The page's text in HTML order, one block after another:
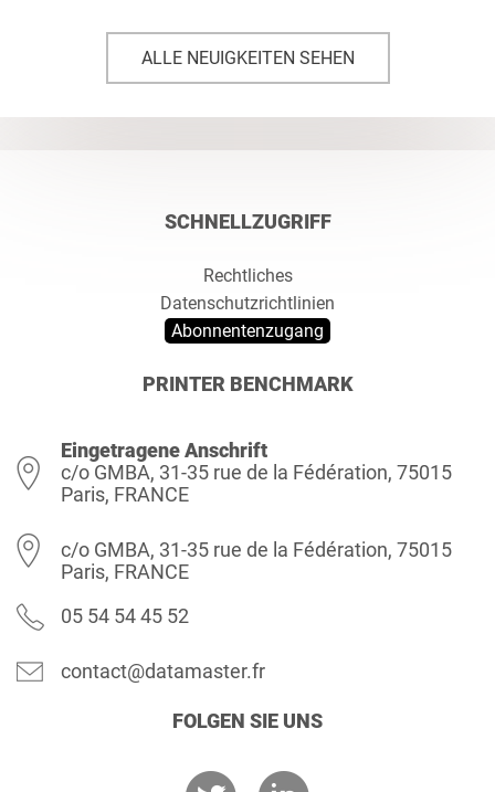
ALLE NEUIGKEITEN SEHEN
SCHNELLZUGRIFF
Rechtliches
Datenschutzrichtlinien
Abonnentenzugang
PRINTER BENCHMARK
Eingetragene Anschrift
c/o GMBA, 31-35 rue de la Fédération, 75015
Paris, FRANCE
c/o GMBA, 31-35 rue de la Fédération, 75015
Paris, FRANCE
05 54 54 45 52
contact@datamaster.fr
FOLGEN SIE UNS